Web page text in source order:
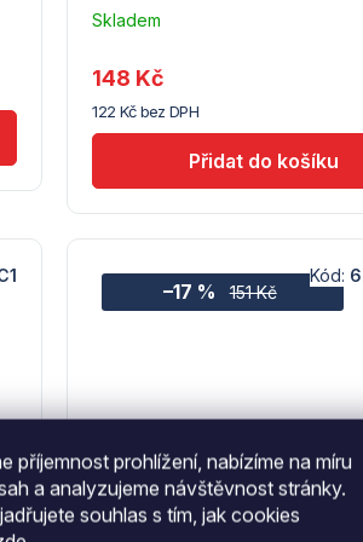
příjemnost prohlížení, nabízíme na míru
a analyzujeme návštěvnost stránky.
souhlas s tím, jak cookies
Skladem
dodavatele
(7) -
Hendi
122 Kč bez DPH
148 Kč
151 Kč
–17 %
Kód: